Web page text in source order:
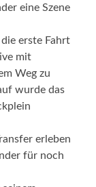
eine Szene
erste Fahrt
mit
Weg zu
wurde das
erleben
für noch